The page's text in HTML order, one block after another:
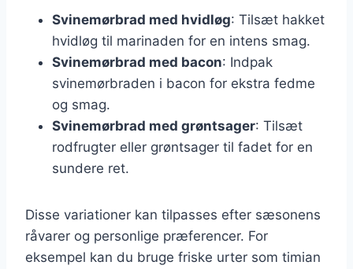
Svinemørbrad med hvidløg: Tilsæt hakket
hvidløg til marinaden for en intens smag.
Svinemørbrad med bacon: Indpak
svinemørbraden i bacon for ekstra fedme
og smag.
Svinemørbrad med grøntsager: Tilsæt
rodfrugter eller grøntsager til fadet for en
sundere ret.
Disse variationer kan tilpasses efter sæsonens
råvarer og personlige præferencer. For
eksempel kan du bruge friske urter som timian